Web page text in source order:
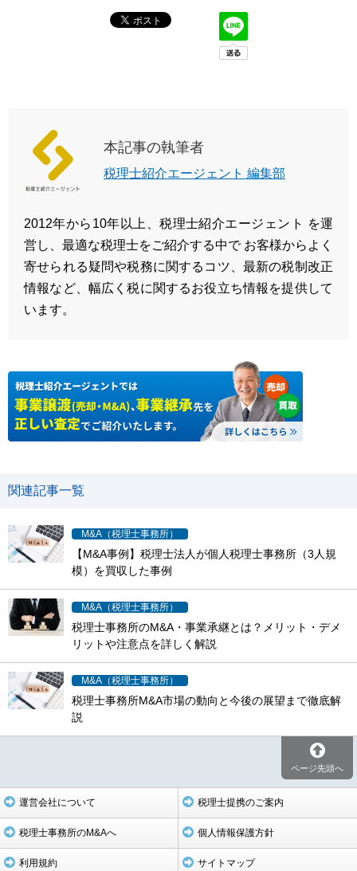
本記事の執筆者
税理士紹介エージェント 編集部
2012年から10年以上、税理士紹介エージェント を運
営し、最適な税理士をご紹介する中で お客様からよく
寄せられる疑問や税務に関するコツ、最新の税制改正
情報など、幅広く税に関するお役立ち情報を提供して
います。
関連記事一覧
M&A（税理士事務所）
【M&A事例】税理士法人が個人税理士事務所（3人規
模）を買収した事例
M&A（税理士事務所）
税理士事務所のM&A・事業承継とは？メリット・デメ
リットや注意点を詳しく解説
M&A（税理士事務所）
税理士事務所M&A市場の動向と今後の展望まで徹底解
説
ページ先頭へ
運営会社について 税理士提携のご案内
税理士事務所のM&Aへ 個人情報保護方針
利用規約 サイトマップ